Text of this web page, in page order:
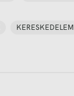
KERESKEDELEM